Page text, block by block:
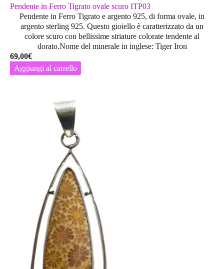
Pendente in Ferro Tigrato ovale scuro ITP03
Pendente in Ferro Tigrato e argento 925, di forma ovale, in
argento sterling 925. Questo gioiello è caratterizzato da un
colore scuro con bellissime striature colorate tendente al
dorato.Nome del minerale in inglese: Tiger Iron
69,00€
Aggiungi al carrello